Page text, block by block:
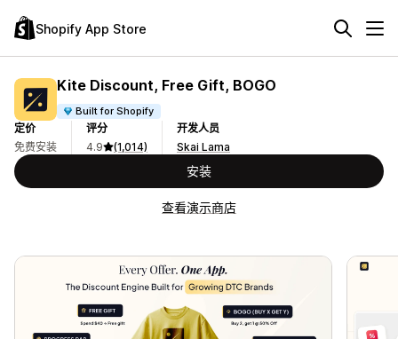
Shopify App Store
Kite Discount, Free Gift, BOGO
Built for Shopify
定价
免费安装
评分
4.9
(1,014)
开发人员
Skai Lama
安装
查看演示商店